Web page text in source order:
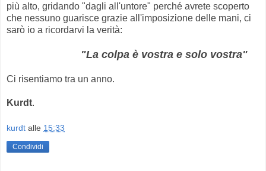
più alto, gridando "dagli all'untore" perché avrete scoperto
che nessuno guarisce grazie all'imposizione delle mani, ci
sarò io a ricordarvi la verità:
"La colpa è vostra e solo vostra"
Ci risentiamo tra un anno.
Kurdt.
kurdt alle 15:33
Condividi